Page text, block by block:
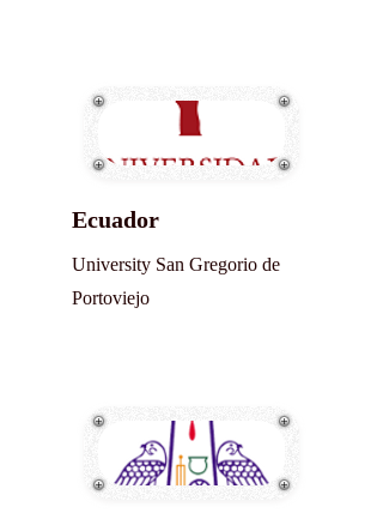
Ecuador
University San Gregorio de
Portoviejo